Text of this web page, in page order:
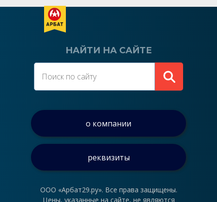
ООО «Арбат29.ру». Все права защищены.
Цены, указанные на сайте, не являются
о компании
реквизиты
НАЙТИ НА САЙТЕ